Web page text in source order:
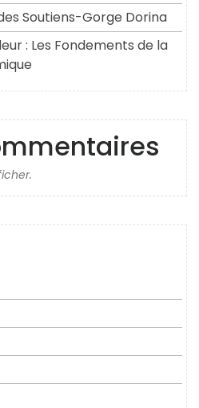
Soutiens-Gorge Dorina
: Les Fondements de la